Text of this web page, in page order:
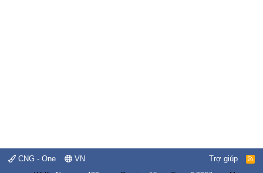
CNG - One VN Trợ giúp
R